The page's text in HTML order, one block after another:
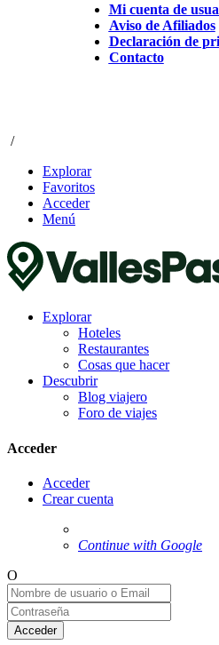
Mi cuenta de
Aviso de Afiliados
Declaración de
Contacto
/
Explorar
Favoritos
Acceder
Menú
Explorar
Hoteles
Restaurantes
Cosas que hacer
Descubrir
Blog viajero
Foro de viajes
Acceder
Acceder
Crear cuenta
Continue with Google
O
Acceder